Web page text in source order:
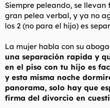
Siempre peleando, se
gran pelea verbal, y ya no
los 2 (no para el hijo) es
La mujer habla con su
una separación rapida y
en el piso con tu hijo es
y esta misma noche
panorama, solo hay que
firma del divorcio en